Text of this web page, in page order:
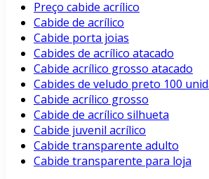
Preço cabide acrílico
Cabide de acrílico
Cabide porta joias
Cabides de acrílico atacado
Cabide acrílico grosso atacado
Cabides de veludo preto 100
Cabide acrílico grosso
Cabide de acrílico silhueta
Cabide juvenil acrílico
Cabide transparente adulto
Cabide transparente para loja